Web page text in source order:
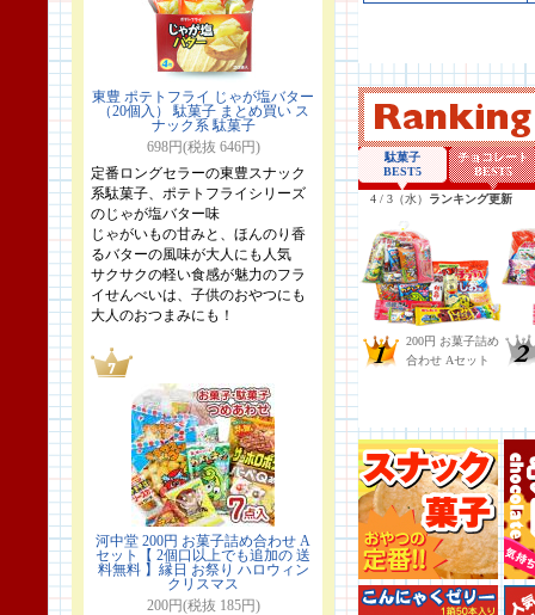
東豊 ポテトフライ じゃが塩バター
（20個入） 駄菓子 まとめ買い ス
ナック系 駄菓子
698円(税抜 646円)
定番ロングセラーの東豊スナック
系駄菓子、ポテトフライシリーズ
のじゃが塩バター味
じゃがいもの甘みと、ほんのり香
るバターの風味が大人にも人気
サクサクの軽い食感が魅力のフラ
イせんべいは、子供のおやつにも
大人のおつまみにも！
河中堂 200円 お菓子詰め合わせ A
セット【 2個口以上でも追加の 送
料無料 】縁日 お祭り ハロウィン
クリスマス
200円(税抜 185円)